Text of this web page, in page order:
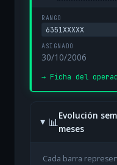
RANGO
6351XXXXX
ASIGNADO
30/10/2006
→ Ficha del
📊
Evolución
meses
Cada barra